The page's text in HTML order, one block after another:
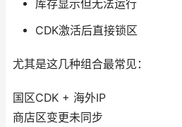
库存显示但无法运行
CDK激活后直接锁区
尤其是这几种组合最常见：
国区CDK + 海外IP
商店区变更未同步